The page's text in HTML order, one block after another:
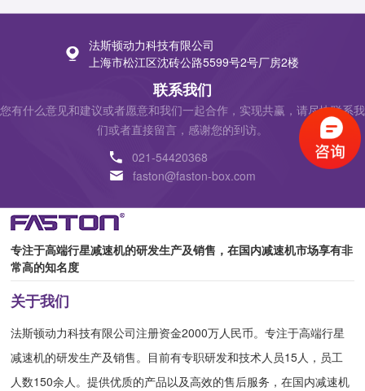
法斯顿动力科技有限公司
上海市松江区沈砖公路5599号2号厂房2楼
联系我们
您有什么意见和建议或者愿意和我们一起合作，实现共赢，请尽快联系我
们或者直接留言，感谢您的到访。
021-54420368
faston@faston-box.com
专注于高端行星减速机的研发生产及销售，在国内减速机市场享有非
常高的知名度
关于我们
法斯顿动力科技有限公司注册资金2000万人民币。专注于高端行星
减速机的研发生产及销售。目前有专职研发和技术人员15人，员工
人数150余人。提供优质的产品以及高效的售后服务，在国内减速机